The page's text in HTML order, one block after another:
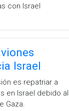
con Israel
Israel
es repatriar a
en Israel debido al
Gaza.